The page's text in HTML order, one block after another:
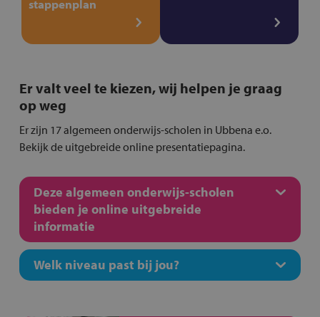
stappenplan
Er valt veel te kiezen, wij helpen je graag
op weg
Er zijn 17 algemeen onderwijs-scholen in Ubbena e.o.
Bekijk de uitgebreide online presentatiepagina.
Deze algemeen onderwijs-scholen
bieden je online uitgebreide
informatie
Welk niveau past bij jou?